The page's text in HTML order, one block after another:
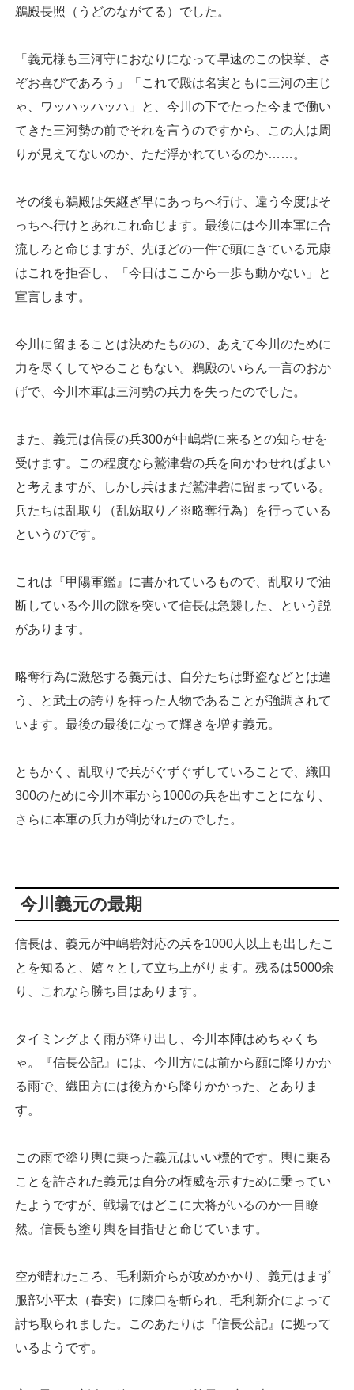
鵜殿長照（うどのながてる）でした。
「義元様も三河守におなりになって早速のこの快挙、さ
ぞお喜びであろう」「これで殿は名実ともに三河の主じ
ゃ、ワッハッハッハ」と、今川の下でたった今まで働い
てきた三河勢の前でそれを言うのですから、この人は周
りが見えてないのか、ただ浮かれているのか……。
その後も鵜殿は矢継ぎ早にあっちへ行け、違う今度はそ
っちへ行けとあれこれ命じます。最後には今川本軍に合
流しろと命じますが、先ほどの一件で頭にきている元康
はこれを拒否し、「今日はここから一歩も動かない」と
宣言します。
今川に留まることは決めたものの、あえて今川のために
力を尽くしてやることもない。鵜殿のいらん一言のおか
げで、今川本軍は三河勢の兵力を失ったのでした。
また、義元は信長の兵300が中嶋砦に来るとの知らせを
受けます。この程度なら鷲津砦の兵を向かわせればよい
と考えますが、しかし兵はまだ鷲津砦に留まっている。
兵たちは乱取り（乱妨取り／※略奪行為）を行っている
というのです。
これは『甲陽軍鑑』に書かれているもので、乱取りで油
断している今川の隙を突いて信長は急襲した、という説
があります。
略奪行為に激怒する義元は、自分たちは野盗などとは違
う、と武士の誇りを持った人物であることが強調されて
います。最後の最後になって輝きを増す義元。
ともかく、乱取りで兵がぐずぐずしていることで、織田
300のために今川本軍から1000の兵を出すことになり、
さらに本軍の兵力が削がれたのでした。
今川義元の最期
信長は、義元が中嶋砦対応の兵を1000人以上も出したこ
とを知ると、嬉々として立ち上がります。残るは5000余
り、これなら勝ち目はあります。
タイミングよく雨が降り出し、今川本陣はめちゃくち
ゃ。『信長公記』には、今川方には前から顔に降りかか
る雨で、織田方には後方から降りかかった、とありま
す。
この雨で塗り輿に乗った義元はいい標的です。輿に乗る
ことを許された義元は自分の権威を示すために乗ってい
たようですが、戦場ではどこに大将がいるのか一目瞭
然。信長も塗り輿を目指せと命じています。
空が晴れたころ、毛利新介らが攻めかかり、義元はまず
服部小平太（春安）に膝口を斬られ、毛利新介によって
討ち取られました。このあたりは『信長公記』に拠って
いるようです。